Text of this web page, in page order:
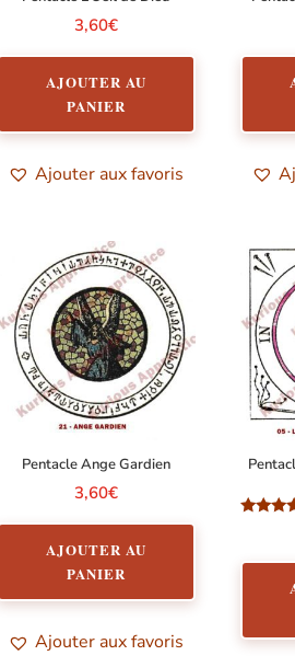
3,60€
AJOUTER AU
PANIER
Ajouter aux favoris
Pentacle Ange Gardien
3,60€
AJOUTER AU
PANIER
Ajouter aux favoris